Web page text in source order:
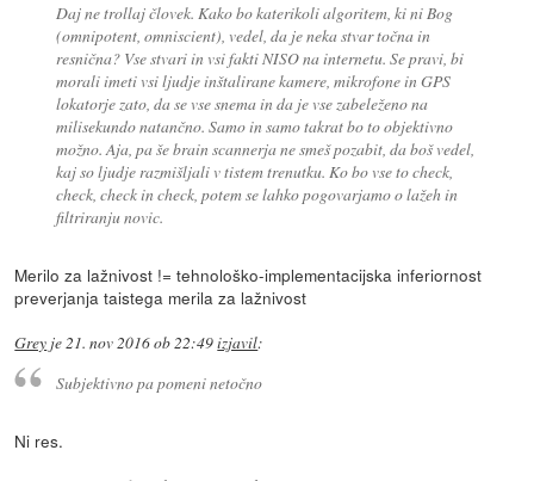
Daj ne trollaj človek. Kako bo katerikoli algoritem, ki ni Bog
(omnipotent, omniscient), vedel, da je neka stvar točna in
resnična? Vse stvari in vsi fakti NISO na internetu. Se pravi, bi
morali imeti vsi ljudje inštalirane kamere, mikrofone in GPS
lokatorje zato, da se vse snema in da je vse zabeleženo na
milisekundo natančno. Samo in samo takrat bo to objektivno
možno. Aja, pa še brain scannerja ne smeš pozabit, da boš vedel,
kaj so ljudje razmišljali v tistem trenutku. Ko bo vse to check,
check, check in check, potem se lahko pogovarjamo o lažeh in
filtriranju novic.
Merilo za lažnivost != tehnološko-implementacijska inferiornost
preverjanja taistega merila za lažnivost
Grey je21. nov 2016 ob 22:49izjavil:
Subjektivno pa pomeni netočno
Ni res.